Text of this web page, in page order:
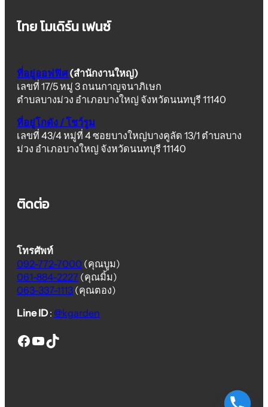
ไทย โมเดิร์น เฟนซ์
ที่อยู่ออฟฟิศ(สำนักงานใหญ่)
เลขที่ 17/5 หมู่ 3 ถนนกาญจนาภิเษก
ตำบลบางม่วง อำเภอบางใหญ่ จังหวัดนนทบุรี 11140
ที่อยู่โกดัง / โชว์รูม
เลขที่ 43/4 หมู่ที่ 4 ซอยบางใหญ่บางคูลัด 13/1 ตำบลบาง
ม่วง อำเภอบางใหญ่ จังหวัดนนทบุรี 11140
ติดต่อ
โทรศัพท์
092-772-7000 (คุณบูม)
061-884-2227 (คุณมิ้ม)
063-337-1113 (คุณตอง)
Line ID: @kgarden
thai euro fence thai euro fence thai euro fence